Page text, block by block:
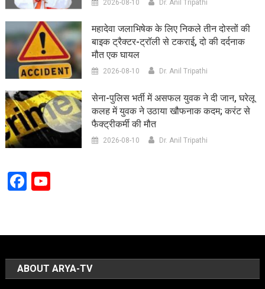
2026-08-10 Dr. Anil Tripathi
महादेवा जलाभिषेक के लिए निकले तीन दोस्तों की
बाइक ट्रैक्टर-ट्रॉली से टकराई, दो की दर्दनाक
मौत एक घायल
2026-08-10 Dr. Anil Tripathi
सेना-पुलिस भर्ती में असफल युवक ने दी जान, घरेलू
कलह में युवक ने उठाया खौफनाक कदम; करंट से
फैक्ट्रीकर्मी की मौत
2026-08-10 Dr. Anil Tripathi
Facebook
YouTube
ABOUT ARYA-TV